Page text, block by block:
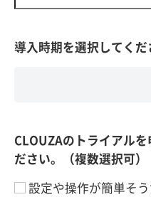
導入時期を選択してくだ
CLOUZAのトライアル
ださい。（複数選択可）
設定や操作が簡単そ